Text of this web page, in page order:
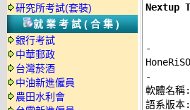
研究所考試(套裝)
就業考試(合集)
銀行考試
中華郵政
台灣菸酒
中油新進僱員
農田水利會
Nextup
-
-
軟體名
語系版